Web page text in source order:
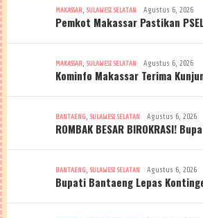
MAKASSAR, SULAWESI SELATAN Agustus 6, 2026
Pemkot Makassar Pastikan
MAKASSAR, SULAWESI SELATAN Agustus 6, 2026
Kominfo Makassar Terima
BANTAENG, SULAWESI SELATAN Agustus 6, 2026
ROMBAK BESAR BIROKRASI!
BANTAENG, SULAWESI SELATAN Agustus 6, 2026
Bupati Bantaeng Lepas